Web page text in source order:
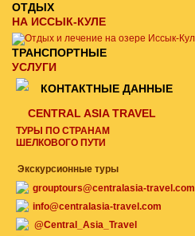
ОТДЫХ
НА ИССЫК-КУЛЕ
ТРАНСПОРТНЫЕ
УСЛУГИ
КОНТАКТНЫЕ ДАННЫЕ
CENTRAL ASIA TRAVEL
ТУРЫ ПО СТРАНАМ
ШЕЛКОВОГО ПУТИ
Экскурсионные туры
grouptours@centralasia-travel.com
info@centralasia-travel.com
@Central_Asia_Travel